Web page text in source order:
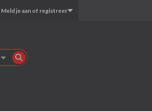
Meld je aan of registreer